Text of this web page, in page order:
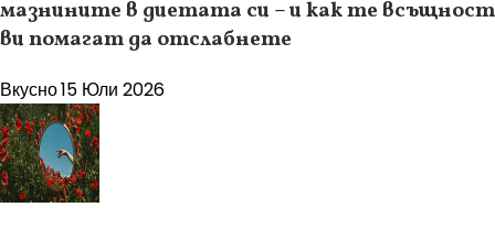
мазнините в диетата си – и как те всъщност
ви помагат да отслабнете
Вкусно15 Юли 2026